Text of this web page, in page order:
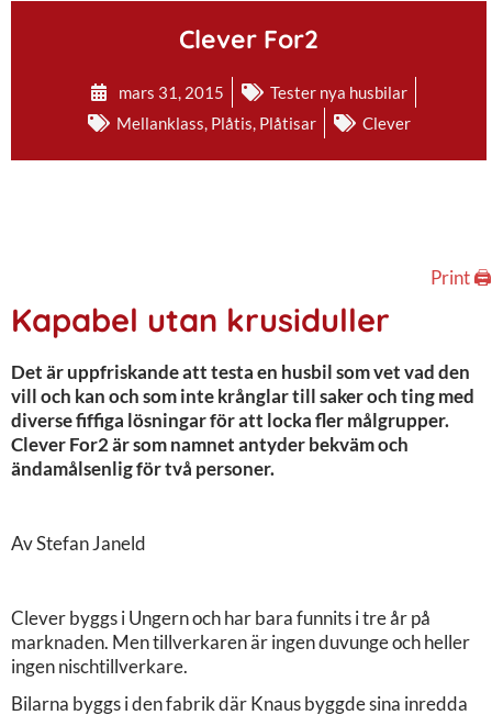
Clever For2
mars 31, 2015
Tester nya husbilar
Mellanklass, Plåtis, Plåtisar Clever
Print 🖨
Kapabel utan krusiduller
Det är uppfriskande att testa en husbil som vet vad den
vill och kan och som inte krånglar till saker och ting med
diverse fiffiga lösningar för att locka fler målgrupper.
Clever For2 är som namnet antyder bekväm och
ändamålsenlig för två personer.
Av Stefan Janeld
Clever byggs i Ungern och har bara funnits i tre år på
marknaden. Men tillverkaren är ingen duvunge och heller
ingen nischtillverkare.
Bilarna byggs i den fabrik där Knaus byggde sina inredda